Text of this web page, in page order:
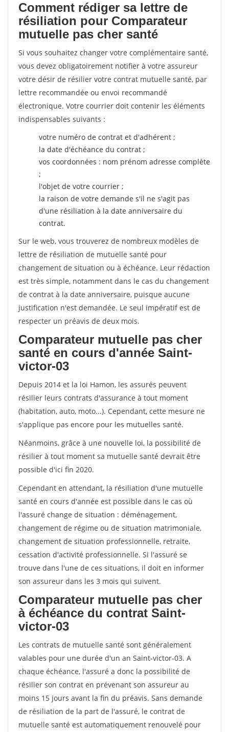
Comment rédiger sa lettre de
résiliation pour Comparateur
mutuelle pas cher santé
Si vous souhaitez changer votre complémentaire santé,
vous devez obligatoirement notifier à votre assureur
votre désir de résilier votre contrat mutuelle santé, par
lettre recommandée ou envoi recommandé
électronique. Votre courrier doit contenir les éléments
indispensables suivants :
votre numéro de contrat et d'adhérent ;
la date d'échéance du contrat ;
vos coordonnées : nom prénom adresse complète
;
l'objet de votre courrier ;
la raison de votre demande s'il ne s'agit pas
d'une résiliation à la date anniversaire du
contrat.
Sur le web, vous trouverez de nombreux modèles de
lettre de résiliation de mutuelle santé pour
changement de situation ou à échéance. Leur rédaction
est très simple, notamment dans le cas du changement
de contrat à la date anniversaire, puisque aucune
justification n'est demandée. Le seul impératif est de
respecter un préavis de deux mois.
Comparateur mutuelle pas cher
santé en cours d'année Saint-
victor-03
Depuis 2014 et la loi Hamon, les assurés peuvent
résilier leurs contrats d'assurance à tout moment
(habitation, auto, moto...). Cependant, cette mesure ne
s'applique pas encore pour les mutuelles santé.
Néanmoins, grâce à une nouvelle loi, la possibilité de
résilier à tout moment sa mutuelle santé devrait être
possible d'ici fin 2020.
Cependant en attendant, la résiliation d'une mutuelle
santé en cours d'année est possible dans le cas où
l'assuré change de situation : déménagement,
changement de régime ou de situation matrimoniale,
changement de situation professionnelle, retraite,
cessation d'activité professionnelle. Si l'assuré se
trouve dans l'une de ces situations, il doit en informer
son assureur dans les 3 mois qui suivent.
Comparateur mutuelle pas cher
à échéance du contrat Saint-
victor-03
Les contrats de mutuelle santé sont généralement
valables pour une durée d'un an Saint-victor-03. A
chaque échéance, l'assuré a donc la possibilité de
résilier son contrat en prévenant son assureur au
moins 15 jours avant la fin du préavis. Sans demande
de résiliation de la part de l'assuré, le contrat de
mutuelle santé est automatiquement renouvelé pour